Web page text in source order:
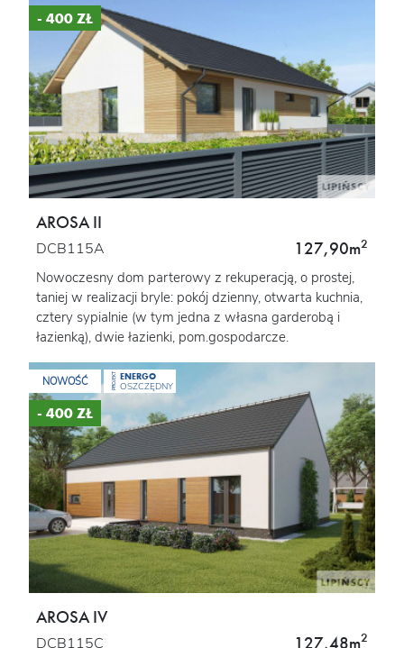
- 400 ZŁ
AROSA II
DCB115A 127,90m2
Nowoczesny dom parterowy z rekuperacją, o prostej,
taniej w realizacji bryle: pokój dzienny, otwarta kuchnia,
cztery sypialnie (w tym jedna z własna garderobą i
łazienką), dwie łazienki, pom.gospodarcze.
NOWOŚĆ PROJEKT ENERGO
OSZCZĘDNY
- 400 ZŁ
AROSA IV
DCB115C 127,48m2